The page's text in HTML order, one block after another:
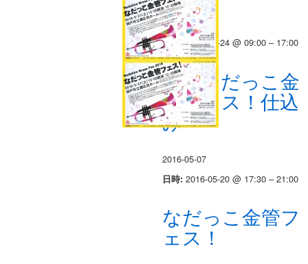
2016-05-25
日時:2016-05-24 @ 09:00 – 17:00
5/21なだっこ金
管フェス！仕込
み
2016-05-07
日時: 2016-05-20 @ 17:30 – 21:00
なだっこ金管フ
ェス！